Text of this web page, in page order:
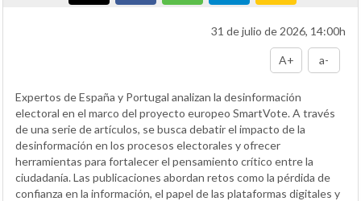
31 de julio de 2026, 14:00h
A+ a-
Expertos de España y Portugal analizan la desinformación
electoral en el marco del proyecto europeo SmartVote. A través
de una serie de artículos, se busca debatir el impacto de la
desinformación en los procesos electorales y ofrecer
herramientas para fortalecer el pensamiento crítico entre la
ciudadanía. Las publicaciones abordan retos como la pérdida de
confianza en la información, el papel de las plataformas digitales y